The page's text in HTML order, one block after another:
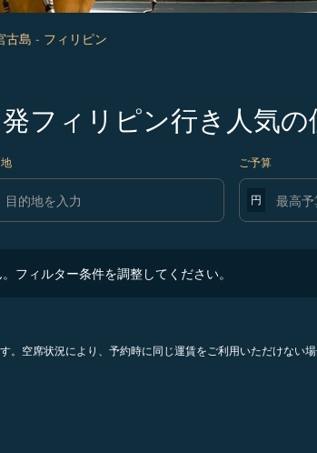
古島 - フィリピン
フィリピン行き人気
ご予算
円
フィルター条件を調整してください。
空席状況により、予約時に同じ運賃をご利用いただけな